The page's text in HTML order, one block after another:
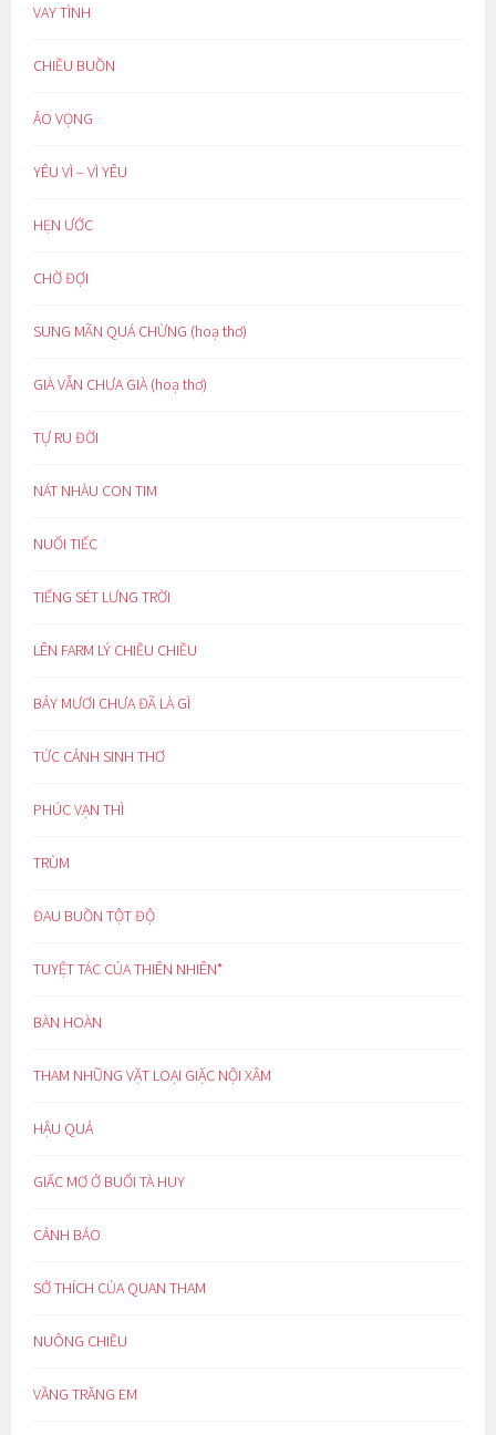
VAY TÌNH
CHIỀU BUỒN
ẢO VỌNG
YÊU VÌ – VÌ YÊU
HẸN ƯỚC
CHỜ ĐỢI
SUNG MÃN QUÁ CHỪNG (hoạ thơ)
GIÀ VẪN CHƯA GIÀ (hoạ thơ)
TỰ RU ĐỜI
NÁT NHÀU CON TIM
NUỐI TIẾC
TIẾNG SÉT LƯNG TRỜI
LÊN FARM LÝ CHIỀU CHIỀU
BẢY MƯƠI CHƯA ĐÃ LÀ GÌ
TỨC CẢNH SINH THƠ
PHÚC VẠN THÌ
TRÙM
ĐAU BUỒN TỘT ĐỘ
TUYỆT TÁC CỦA THIÊN NHIÊN*
BÀN HOÀN
THAM NHŨNG VẶT LOẠI GIẶC NỘI XÂM
HẬU QUẢ
GIẤC MƠ Ở BUỔI TÀ HUY
CẢNH BÁO
SỞ THÍCH CỦA QUAN THAM
NUÔNG CHIỀU
VẦNG TRĂNG EM